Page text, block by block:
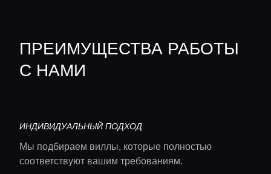
ПРЕИМУЩЕСТВА РАБОТЫ
С НАМИ
ИНДИВИДУАЛЬНЫЙ ПОДХОД
Мы подбираем виллы, которые полностью
соответствуют вашим требованиям.